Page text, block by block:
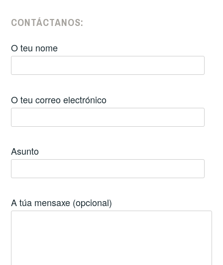
CONTÁCTANOS:
O teu nome
O teu correo electrónico
Asunto
A túa mensaxe (opcional)